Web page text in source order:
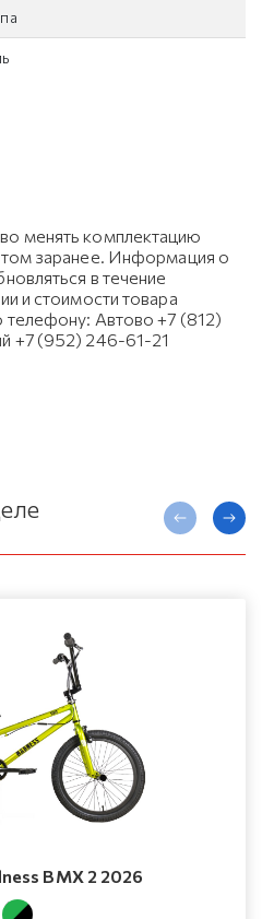
менять комплектацию
заранее. Информация о
в течение
и стоимости товара
телефону: Автово +7 (812)
+7 (952) 246-61-21
BMX 2 2026